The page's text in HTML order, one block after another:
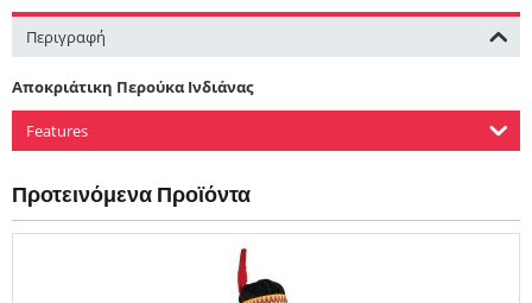
Περιγραφή
Αποκριάτικη Περούκα Ινδιάνας
Features
Προτεινόμενα Προϊόντα